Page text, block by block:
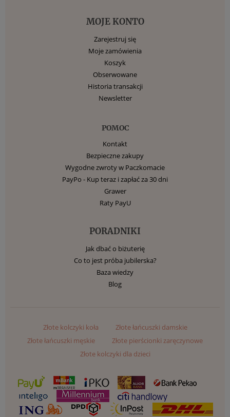
MOJE KONTO
Zarejestruj się
Moje zamówienia
Koszyk
Obserwowane
Historia transakcji
Newsletter
POMOC
Kontakt
Bezpieczne zakupy
Wygodne zwroty w Paczkomacie
PayPo - Kup teraz i zapłać za 30 dni
Grawer
Raty PayU
PORADNIKI
Jak dbać o biżuterię
Co to jest próba jubilerska?
Baza wiedzy
Blog
Złote kolczyki koła
Złote łańcuszki damskie
Złote łańcuszki męskie
Złote pierścionki zaręczynowe
Złote kolczyki dla dzieci